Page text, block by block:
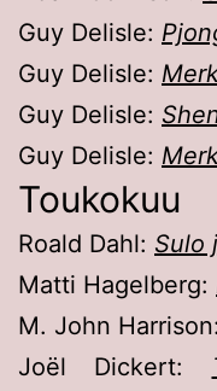
Guy Delisle:
Guy Delisle:
Guy Delisle:
Guy Delisle:
Toukokuu
Roald Dahl: Sulo
Matti Hagelberg:
M. John Harrison:
Joël Dickert: